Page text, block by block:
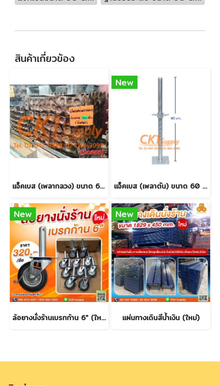
สินค้าเกี่ยวข้อง
แจ็คเบส (เพลากลวง) ขนาด 60 cm. (มือสอง)
New
แจ็คเบส (เพลาตัน) ขนาด 60 cm. (สินค้าใหม่)
New
ล้อยางนั่งร้านเบรกก้าน 6" (ใหม่)
New
แผ่นทางเดินสีน้ำเงิน (ใหม่)